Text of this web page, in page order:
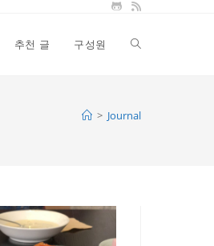
추천 글 구성원 Toggle
> Journal